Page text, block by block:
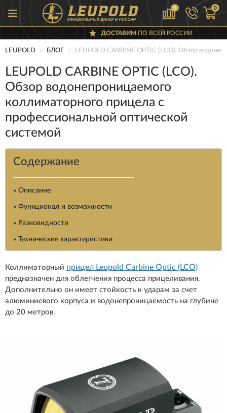
0 0
ДОСТАВИМПО ВСЕЙ РОССИИ
LEUPOLD БЛОГ LEUPOLD CARBINE OPTIC (LCO). Обзор
LEUPOLD CARBINE OPTIC (LCO).
Обзор водонепроницаемого
коллиматорного прицела с
профессиональной оптической
системой
Содержание
» Описание
» Функционал и возможности
» Разновидности
» Технические характеристики
Коллиматорный прицел Leupold Carbine Optic (LCO)
предназначен для облегчения процесса прицеливания.
Дополнительно он имеет стойкость к ударам за счет
алюминиевого корпуса и водонепроницаемость на глубине
до 20 метров.